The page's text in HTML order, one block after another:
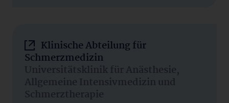
Klinische Abteilung für
Schmerzmedizin
Universitätsklinik für Anästhesie,
Allgemeine Intensivmedizin und
Schmerztherapie